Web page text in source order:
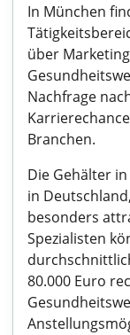
In München
über
Nachfrage
Branchen.
Die Gehälter
in
besonders
Spezialisten
80.000 Euro